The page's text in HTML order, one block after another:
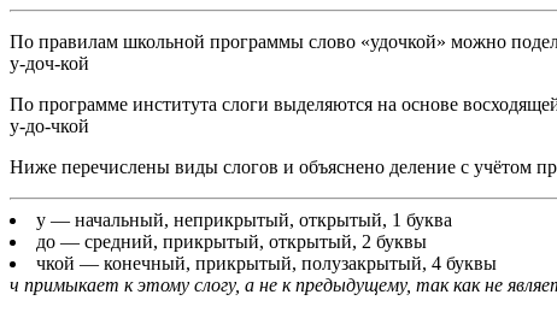
По правилам школьной программы слово «удочкой» можно
у-доч-кой
По программе института слоги выделяются на основе
у-до-чкой
Ниже перечислены виды слогов и объяснено деление с учётом
у — начальный, неприкрытый, открытый, 1 буква
до — средний, прикрытый, открытый, 2 буквы
чкой — конечный, прикрытый, полузакрытый, 4 буквы
ч примыкает к этому слогу, а не к предыдущему, так как не